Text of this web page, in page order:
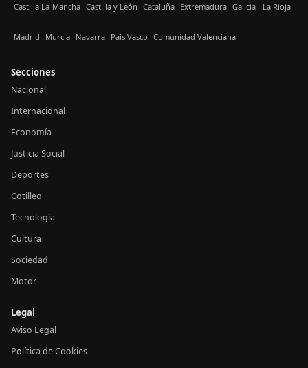
Castilla La-Mancha Castilla y León Cataluña Extremadura Galicia La Rioja
Madrid Murcia Navarra País Vasco Comunidad Valenciana
Secciones
Nacional
Internacional
Economía
Justicia Social
Deportes
Cotilleo
Tecnología
Cultura
Sociedad
Motor
Legal
Aviso Legal
Política de Cookies